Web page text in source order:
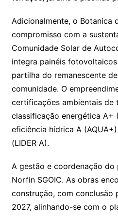
Adicionalmente, o Botanica
compromisso com a
Comunidade Solar de
integra painéis
partilha do remanescente
comunidade. O
certificações ambientais de
classificação energética A+
eficiência hídrica A
(LIDER A).
A gestão e coordenação
Norfin SGOIC. As obras
construção, com conclusão
2027, alinhando-se com o